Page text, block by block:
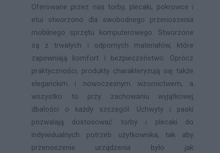
Oferowane przez nas torby, plecaki, pokrowce i
etui stworzono dla swobodnego przenoszenia
mobilnego sprzętu komputerowego. Stworzone
są z trwałych i odpornych materiałów, które
zapewniają komfort i bezpieczeństwo. Oprócz
praktyczności, produkty charakteryzują się także
eleganckim i nowoczesnym wzornictwem, a
wszystko to przy zachowaniu wyjątkowej
dbałości o każdy szczegół. Uchwyty i paski
pozwalają dostosować torby i plecaki do
indywidualnych potrzeb użytkownika, tak aby
przenoszenie urządzenia było jak